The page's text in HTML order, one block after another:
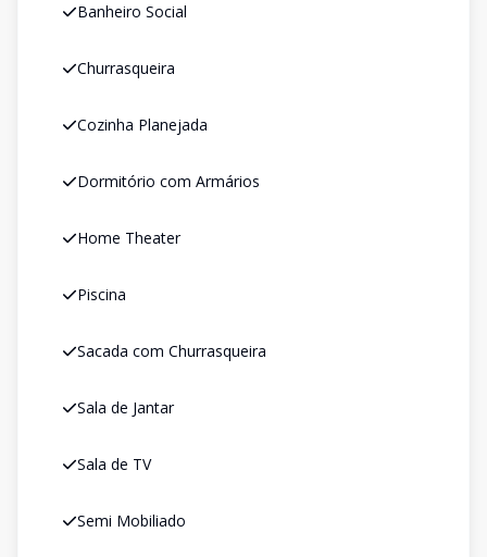
Banheiro Social
Churrasqueira
Cozinha Planejada
Dormitório com Armários
Home Theater
Piscina
Sacada com Churrasqueira
Sala de Jantar
Sala de TV
Semi Mobiliado